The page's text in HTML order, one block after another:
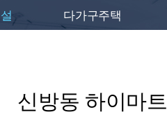
다가구주택
신방동 하이마트